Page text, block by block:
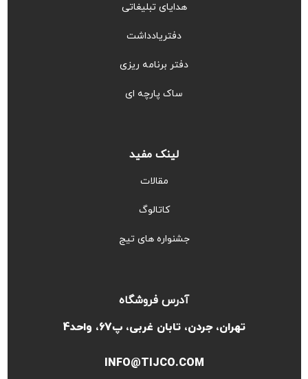
هدایای تبلیغاتی
دفتریادداشت
دفتر برنامه ریزی
ساک پارچه ای
لینک مفید
مقالات
کاتالوگ
جشنواره های تیج
آدرس فروشگاه
تهران، جردن، تابان غربی، پ67، واحد4
INFO@TIJCO.COM